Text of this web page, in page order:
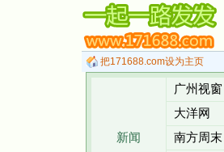
把171688.com设为主页
新闻
广州视窗
大洋网
南方周末